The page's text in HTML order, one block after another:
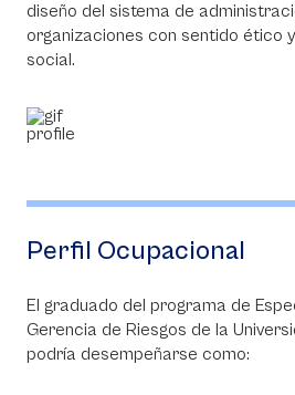
diseño del sistema de
organizaciones con sentido ético
social.
Perfil Ocupacional
El graduado del programa de
Gerencia de Riesgos de la
podría desempeñarse como: